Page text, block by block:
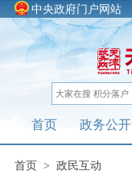
中央政府门户网站
首页 政务公开
首页> 政民互动